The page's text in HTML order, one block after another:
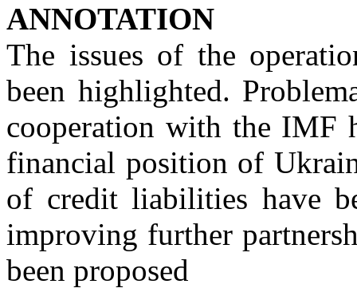
ANNOTATION
The issues of the
been highlighted.
cooperation with the IMF
financial position of
of credit liabilities have
improving further
been proposed